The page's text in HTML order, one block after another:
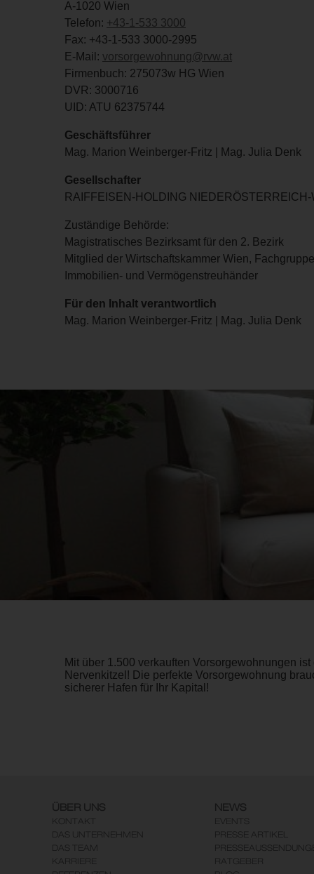
A-1020 Wien
Telefon: +43-1-533 3000
Fax: +43-1-533 3000-2995
E-Mail: vorsorgewohnung@rvw.at
Firmenbuch: 275073w HG Wien
DVR: 3000716
UID: ATU 62375744
Geschäftsführer
Mag. Marion Weinberger-Fritz | Mag. Julia Denk
Gesellschafter
RAIFFEISEN-HOLDING
Zuständige Behörde:
Magistratisches Bezirksamt für den 2. Bezirk
Mitglied der Wirtschaftskammer Wien,
Immobilien- und Vermögenstreuhänder
Für den Inhalt verantwortlich
Mag. Marion Weinberger-Fritz | Mag. Julia Denk
Mit über 1.500 verkauften Vorsorgewohnungen
Nervenkitzel! Die perfekte Vorsorgewohnung
sicherer Hafen für Ihr Kapital!
ÜBER UNS
KONTAKT
DAS UNTERNEHMEN
DAS TEAM
KARRIERE
NEWS
EVENTS
PRESSE ARTIKEL
RATGEBER